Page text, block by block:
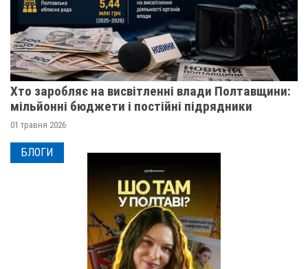
Хто заробляє на висвітленні влади Полтавщини:
мільйонні бюджети і постійні підрядники
01 травня 2026
БЛОГИ